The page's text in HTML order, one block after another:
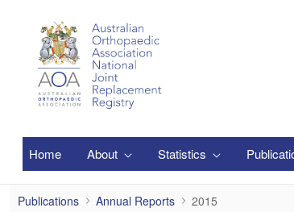
Home About Statistics
2015
Publications Annual Reports 2015